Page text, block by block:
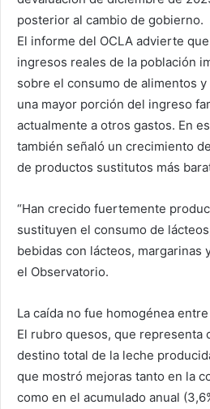
posterior al cambio de gobierno.
El informe del OCLA advierte
ingresos reales de la población
sobre el consumo de alimentos
una mayor porción del ingreso
actualmente a otros gastos. En
también señaló un crecimiento
de productos sustitutos más
“Han crecido fuertemente
sustituyen el consumo de
bebidas con lácteos, margarinas
el Observatorio.
La caída no fue homogénea
El rubro quesos, que representa
destino total de la leche
que mostró mejoras tanto en la
como en el acumulado anual